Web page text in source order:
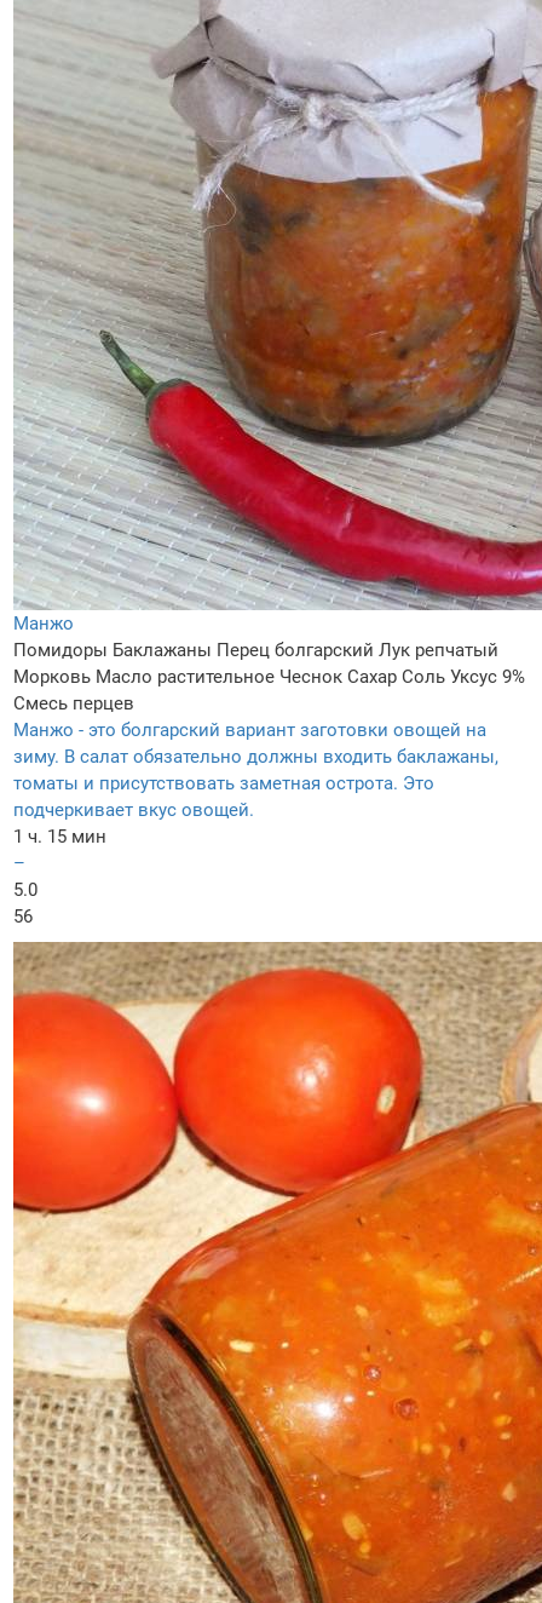
Манжо
Помидоры Баклажаны Перец болгарский Лук репчатый
Морковь Масло растительное Чеснок Сахар Соль Уксус 9%
Смесь перцев
Манжо - это болгарский вариант заготовки овощей на
зиму. В салат обязательно должны входить баклажаны,
томаты и присутствовать заметная острота. Это
подчеркивает вкус овощей.
1 ч. 15 мин
–
5.0
56